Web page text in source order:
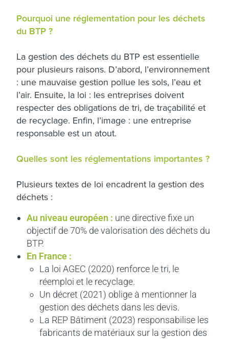
Pourquoi une réglementation pour les déchets
du BTP ?
La gestion des déchets du BTP est essentielle
pour plusieurs raisons. D’abord, l’environnement
: une mauvaise gestion pollue les sols, l’eau et
l’air. Ensuite, la loi : les entreprises doivent
respecter des obligations de tri, de traçabilité et
de recyclage. Enfin, l’image : une entreprise
responsable est un atout.
Quelles sont les réglementations importantes ?
Plusieurs textes de loi encadrent la gestion des
déchets :
Au niveau européen : une directive fixe un
objectif de 70% de valorisation des déchets du
BTP.
En France :
La loi AGEC (2020) renforce le tri, le
réemploi et le recyclage.
Un décret (2021) oblige à mentionner la
gestion des déchets dans les devis.
La REP Bâtiment (2023) responsabilise les
fabricants de matériaux sur la gestion des